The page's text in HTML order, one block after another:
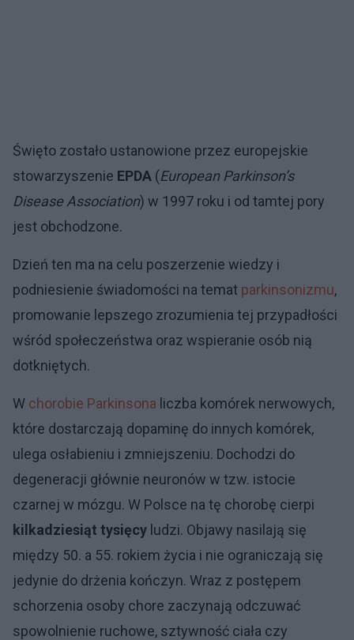
Święto zostało ustanowione przez europejskie
stowarzyszenie EPDA (European Parkinson’s
Disease Association) w 1997 roku i od tamtej pory
jest obchodzone.
Dzień ten ma na celu poszerzenie wiedzy i
podniesienie świadomości na temat parkinsonizmu,
promowanie lepszego zrozumienia tej przypadłości
wśród społeczeństwa oraz wspieranie osób nią
dotkniętych.
W chorobie Parkinsona liczba komórek nerwowych,
które dostarczają dopaminę do innych komórek,
ulega osłabieniu i zmniejszeniu. Dochodzi do
degeneracji głównie neuronów w tzw. istocie
czarnej w mózgu. W Polsce na tę chorobę cierpi
kilkadziesiąt tysięcy ludzi. Objawy nasilają się
między 50. a 55. rokiem życia i nie ograniczają się
jedynie do drżenia kończyn. Wraz z postępem
schorzenia osoby chore zaczynają odczuwać
spowolnienie ruchowe, sztywność ciała czy